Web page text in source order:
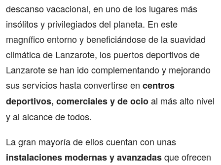
descanso vacacional, en uno de los lugares más
insólitos y privilegiados del planeta. En este
magnífico entorno y beneficiándose de la suavidad
climática de Lanzarote, los puertos deportivos de
Lanzarote se han ido complementando y mejorando
sus servicios hasta convertirse en centros
deportivos, comerciales y de ocioal más alto nivel
y al alcance de todos.
La gran mayoría de ellos cuentan con unas
instalaciones modernas y avanzadasque ofrecen